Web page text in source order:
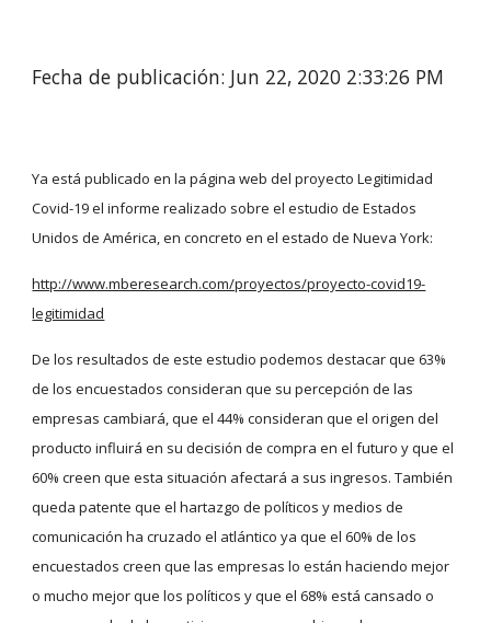
Fecha de publicación: Jun 22, 2020 2:33:26 PM
Ya está publicado en la página web del proyecto Legitimidad
Covid-19 el informe realizado sobre el estudio de Estados
Unidos de América, en concreto en el estado de Nueva York:
http://www.mberesearch.com/proyectos/proyecto-covid19-
legitimidad
De los resultados de este estudio podemos destacar que 63%
de los encuestados consideran que su percepción de las
empresas cambiará, que el 44% consideran que el origen del
producto influirá en su decisión de compra en el futuro y que el
60% creen que esta situación afectará a sus ingresos. También
queda patente que el hartazgo de políticos y medios de
comunicación ha cruzado el atlántico ya que el 60% de los
encuestados creen que las empresas lo están haciendo mejor
o mucho mejor que los políticos y que el 68% está cansado o